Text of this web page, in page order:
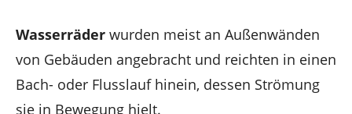
Wasserräder wurden meist an Außenwänden
von Gebäuden angebracht und reichten in einen
Bach- oder Flusslauf hinein, dessen Strömung
sie in Bewegung hielt.